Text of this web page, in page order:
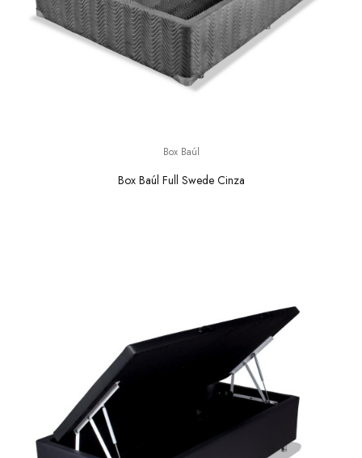
Box Baúl
Box Baúl Full Swede Cinza